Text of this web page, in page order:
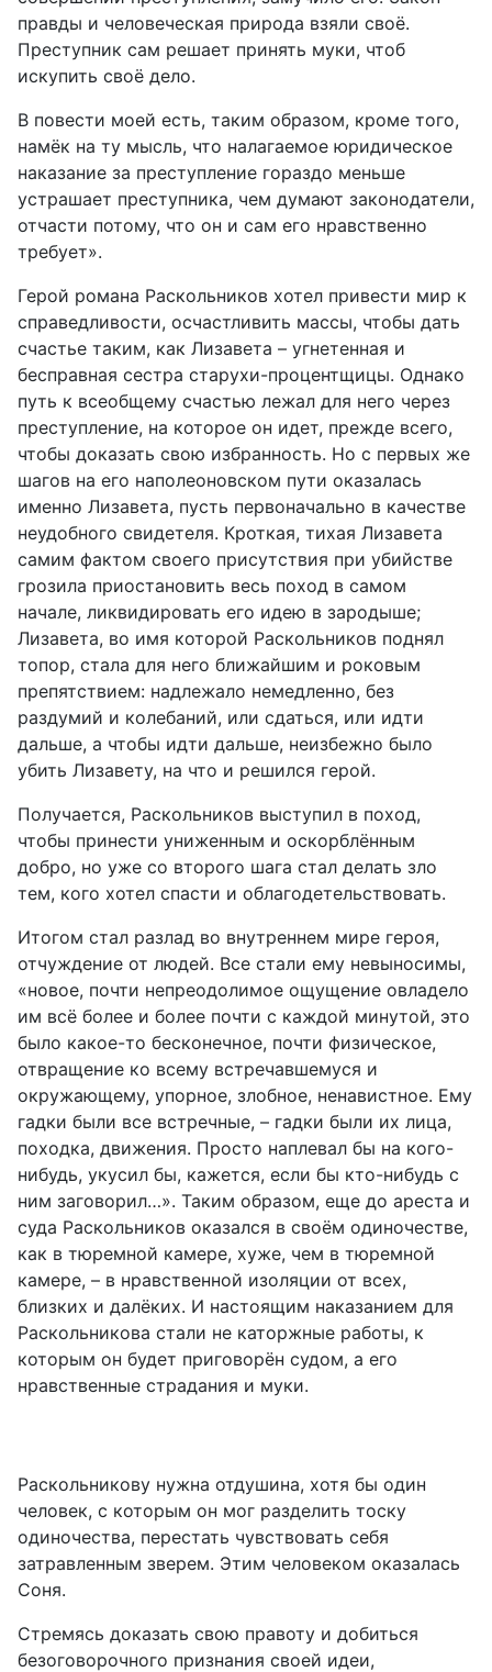
правды и человеческая природа взяли своё.
Преступник сам решает принять муки, чтоб
искупить своё дело.
В повести моей есть, таким образом, кроме того,
намёк на ту мысль, что налагаемое юридическое
наказание за преступление гораздо меньше
устрашает преступника, чем думают законодатели,
отчасти потому, что он и сам его нравственно
требует».
Герой романа Раскольников хотел привести мир к
справедливости, осчастливить массы, чтобы дать
счастье таким, как Лизавета – угнетенная и
бесправная сестра старухи-процентщицы. Однако
путь к всеобщему счастью лежал для него через
преступление, на которое он идет, прежде всего,
чтобы доказать свою избранность. Но с первых же
шагов на его наполеоновском пути оказалась
именно Лизавета, пусть первоначально в качестве
неудобного свидетеля. Кроткая, тихая Лизавета
самим фактом своего присутствия при убийстве
грозила приостановить весь поход в самом
начале, ликвидировать его идею в зародыше;
Лизавета, во имя которой Раскольников поднял
топор, стала для него ближайшим и роковым
препятствием: надлежало немедленно, без
раздумий и колебаний, или сдаться, или идти
дальше, а чтобы идти дальше, неизбежно было
убить Лизавету, на что и решился герой.
Получается, Раскольников выступил в поход,
чтобы принести униженным и оскорблённым
добро, но уже со второго шага стал делать зло
тем, кого хотел спасти и облагодетельствовать.
Итогом стал разлад во внутреннем мире героя,
отчуждение от людей. Все стали ему невыносимы,
«новое, почти непреодолимое ощущение овладело
им всё более и более почти с каждой минутой, это
было какое-то бесконечное, почти физическое,
отвращение ко всему встречавшемуся и
окружающему, упорное, злобное, ненавистное. Ему
гадки были все встречные, – гадки были их лица,
походка, движения. Просто наплевал бы на кого-
нибудь, укусил бы, кажется, если бы кто-нибудь с
ним заговорил…». Таким образом, еще до ареста и
суда Раскольников оказался в своём одиночестве,
как в тюремной камере, хуже, чем в тюремной
камере, – в нравственной изоляции от всех,
близких и далёких. И настоящим наказанием для
Раскольникова стали не каторжные работы, к
которым он будет приговорён судом, а его
нравственные страдания и муки.
Раскольникову нужна отдушина, хотя бы один
человек, с которым он мог разделить тоску
одиночества, перестать чувствовать себя
затравленным зверем. Этим человеком оказалась
Соня.
Стремясь доказать свою правоту и добиться
безоговорочного признания своей идеи,